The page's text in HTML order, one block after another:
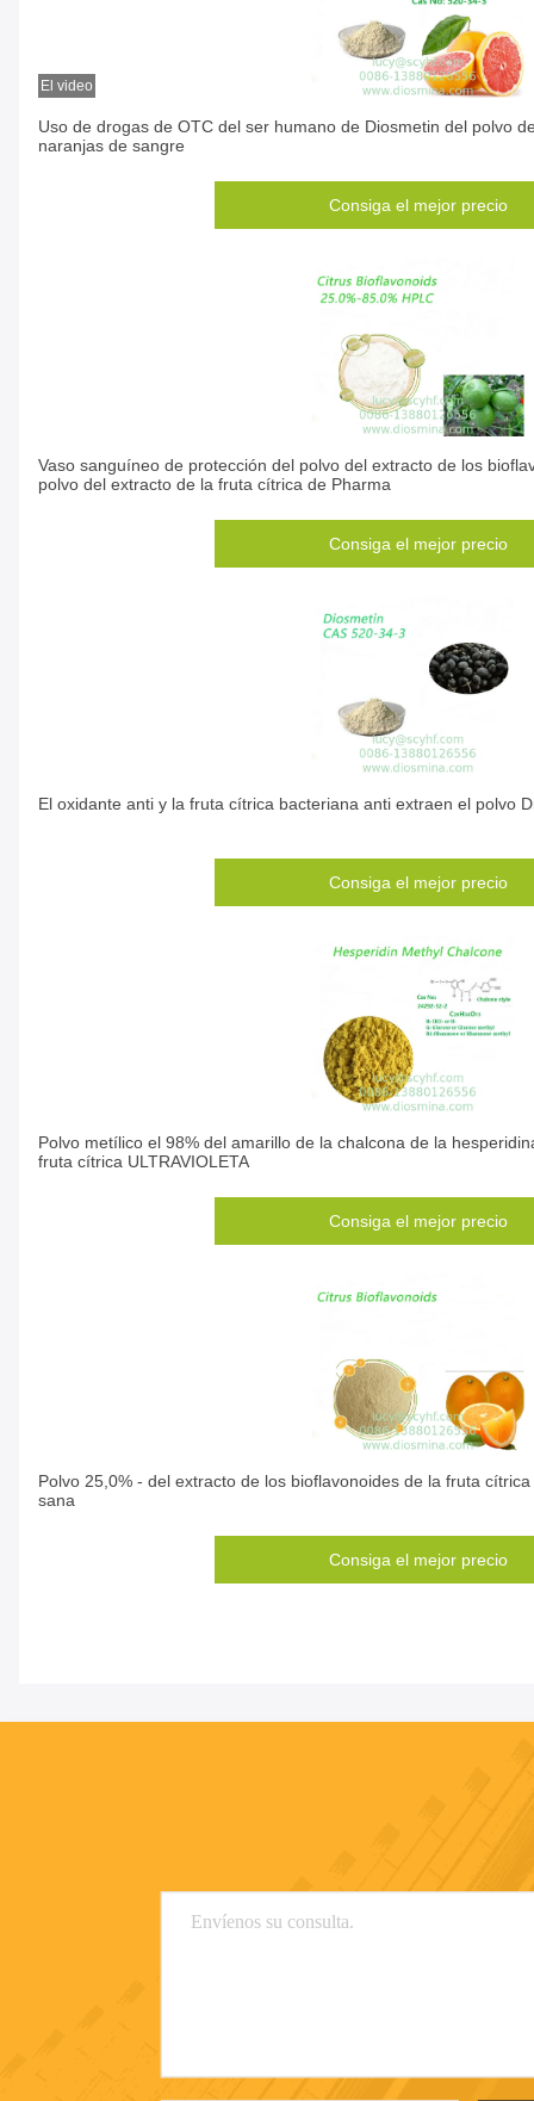
El video
Uso de drogas de OTC del ser humano de Diosmetin del polvo
naranjas de sangre
Consiga el mejor precio
Vaso sanguíneo de protección del polvo del extracto de los
polvo del extracto de la fruta cítrica de Pharma
Consiga el mejor precio
El oxidante anti y la fruta cítrica bacteriana anti extraen el polvo
Consiga el mejor precio
Polvo metílico el 98% del amarillo de la chalcona de la
fruta cítrica ULTRAVIOLETA
Consiga el mejor precio
Polvo 25,0% - del extracto de los bioflavonoides de la fruta
sana
Consiga el mejor precio